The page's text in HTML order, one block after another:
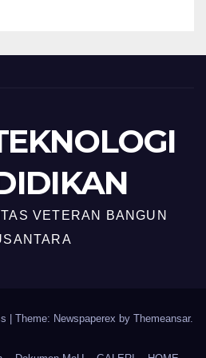
VETERAN BANGUN
Theme: Newspaperex by Themeansar.